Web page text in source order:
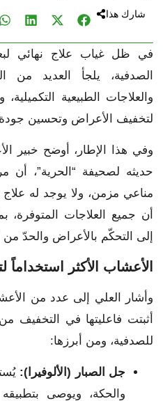
شارك هذا
في ظل غياب علاج نهائي
الصدفية، يلجأ العديد
والعلاجات الطبيعية
لتخفيف الأعراض وتحسين جودة
وفي هذا الإطار، أوضح خبير
حديثه لصحيفة “الحرية”،
مناعي مزمن، ولا يوجد له
أن جميع العلاجات المتوفرة،
إلى التحكّم بالأعراض والحدّ من
الأعشاب الأكثر
وأشار العلي إلى عدد من
أثبتت فاعليتها في التخفيف
للصدفية، ومن أبرزها:
جل الصبار (الألوفيرا):
والحكة، ويوصى